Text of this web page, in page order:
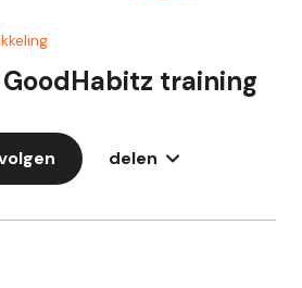
GoodHabitz training
delen